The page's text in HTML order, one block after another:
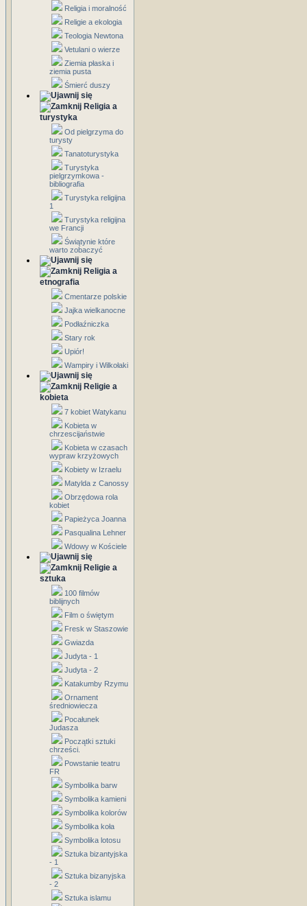
Religia i moralność
Religie a ekologia
Teologia Newtona
Vetulani o wierze
Ziemia płaska i
ziemia pusta
Śmierć duszy
Religia a
turystyka
Od pielgrzyma do
turysty
Tanatoturystyka
Turystyka
pielgrzymkowa -
bibliografia
Turystyka religijna
1
Turystyka religijna
we Francji
Świątynie które
warto zobaczyć
Religia a
etnografia
Cmentarze polskie
Jajka wielkanocne
Podłaźniczka
Stary rok
Upiór!
Wampiry i Wilkołaki
Religie a
kobieta
7 kobiet Watykanu
Kobieta w
chrzescijaństwie
Kobieta w czasach
wypraw krzyżowych
Kobiety w Izraelu
Matylda z Canossy
Obrzędowa rola
kobiet
Papieżyca Joanna
Pasqualina Lehner
Wdowy w Kościele
Religie a
sztuka
100 filmów
biblijnych
Film o świętym
Fresk w Staszowie
Gwiazda
Judyta - 1
Judyta - 2
Katakumby Rzymu
Ornament
średniowiecza
Pocałunek
Judasza
Początki sztuki
chrześci.
Powstanie teatru
FR
Symbolika barw
Symbolika kamieni
Symbolika kolorów
Symbolika koła
Symbolika lotosu
Sztuka bizantyjska
- 1
Sztuka bizanyjska
- 2
Sztuka islamu